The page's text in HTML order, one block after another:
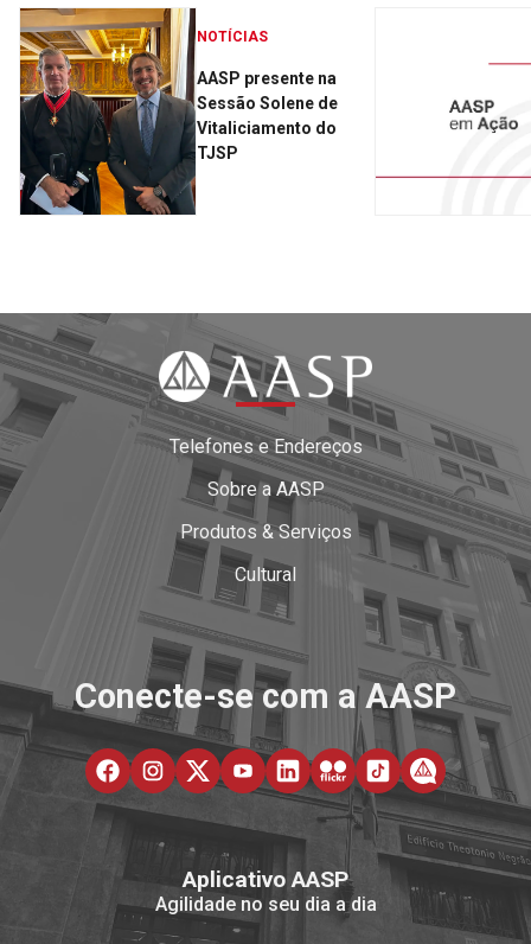
NOTÍCIAS
AASP presente na
Sessão Solene de
Vitaliciamento do
TJSP
Telefones e Endereços
Sobre a AASP
Produtos & Serviços
Cultural
Conecte-se com a AASP
Aplicativo AASP
Agilidade no seu dia a dia